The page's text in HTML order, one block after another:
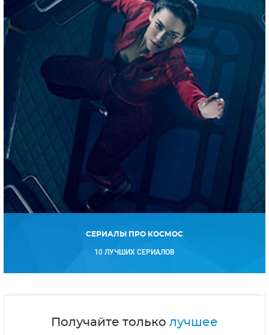
СЕРИАЛЫ ПРО КОСМОС
10 ЛУЧШИХ СЕРИАЛОВ
Получайте только лучшее